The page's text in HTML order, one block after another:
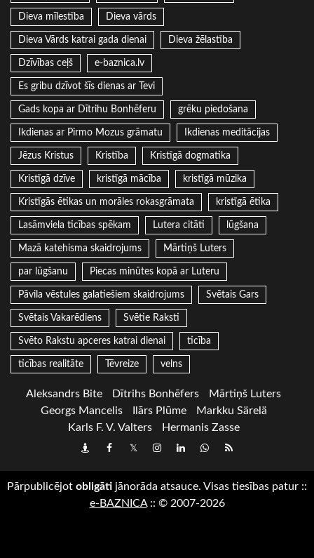
Dieva mīlestība Dieva vārds
Dieva Vārds katrai gada dienai Dieva žēlastība
Dzīvības ceļš e-baznica.lv
Es gribu dzīvot šīs dienas ar Tevi
Gads kopa ar Dītrihu Bonhēferu grēku piedošana
Ikdienas ar Pirmo Mozus grāmatu Ikdienas meditācijas
Jēzus Kristus Kristība Kristīgā dogmatika
Kristīgā dzīve kristīgā mācība kristīgā mūzika
Kristīgās ētikas un morāles rokasgrāmata kristīgā ētika
Lasāmviela ticības spēkam Lutera citāti lūgšana
Mazā katehisma skaidrojums Mārtiņš Luters
par lūgšanu Piecas minūtes kopā ar Luteru
Pāvila vēstules galatiešiem skaidrojums Svētais Gars
Svētais Vakarēdiens Svētie Raksti
Svēto Rakstu apceres katrai dienai ticība
ticības realitāte Tēvreize velns
Aleksandrs Bite Dītrihs Bonhēfers
Mārtiņš Luters
Georgs Mancelis
Ilārs Plūme
Markku Särelä
Karls F. V. Valters
Hermanis Zasse
DraugiemFacebook
TwitterInstagram
LinkedInwhatsapp
RSS
Pārpublicējot obligāti jānorāda atsauce. Visas tiesības patur ::
e-BAZNICA:: © 2007-2026